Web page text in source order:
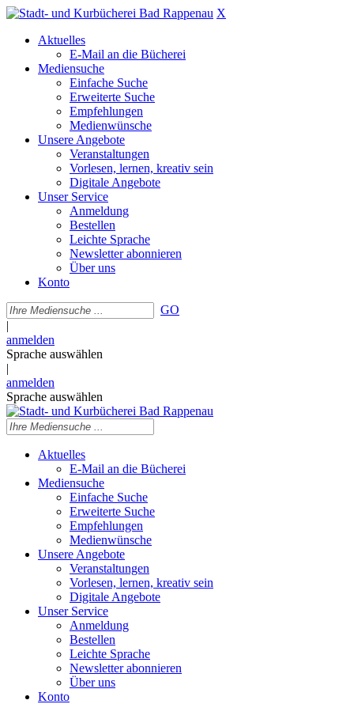
X
Aktuelles
E-Mail an die Bücherei
Mediensuche
Einfache Suche
Erweiterte Suche
Empfehlungen
Medienwünsche
Unsere Angebote
Veranstaltungen
Vorlesen, lernen, kreativ sein
Digitale Angebote
Unser Service
Anmeldung
Bestellen
Leichte Sprache
Newsletter abonnieren
Über uns
Konto
GO
|
anmelden
Sprache auswählen
|
anmelden
Sprache auswählen
Aktuelles
E-Mail an die Bücherei
Mediensuche
Einfache Suche
Erweiterte Suche
Empfehlungen
Medienwünsche
Unsere Angebote
Veranstaltungen
Vorlesen, lernen, kreativ sein
Digitale Angebote
Unser Service
Anmeldung
Bestellen
Leichte Sprache
Newsletter abonnieren
Über uns
Konto